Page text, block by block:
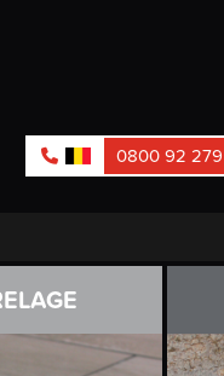
0800 92 279